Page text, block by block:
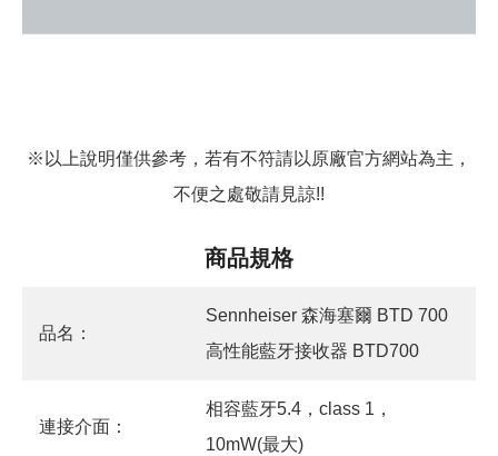
※以上說明僅供參考，若有不符請以原廠官方網站為主，
不便之處敬請見諒!!
商品規格
品名：
Sennheiser 森海塞爾 BTD 700
高性能藍牙接收器 BTD700
連接介面：
相容藍牙5.4，class 1，
10mW(最大)